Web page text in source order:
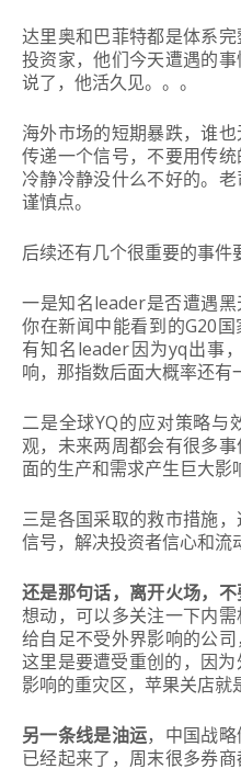
达里奥和巴菲特都是体系
投资家，他们今天遭遇的
说了，他活久见。。。
海外市场的短期暴跌，谁
传递一个信号，不要用传
冷静冷静没什么不好的。
谨慎点。
后续还有几个很重要的事件
一是知名leader是否遭遇
你在新闻中能看到的G20
有知名leader因为yq出事
响，那指数后面大概率还有
二是全球YQ的应对策略与
观，未来两周都会有很多
面的生产和需求产生巨大影
三是各国采取的救市措施
信号，解决投资者信心和流
还是那句话，离开火场，
想动，可以多关注一下内
给自足不受外界影响的公
这里是要遭受重创的，因
影响的重灾区，苹果关店就
另一条线是油运，中国战
已经起来了，周末很多券